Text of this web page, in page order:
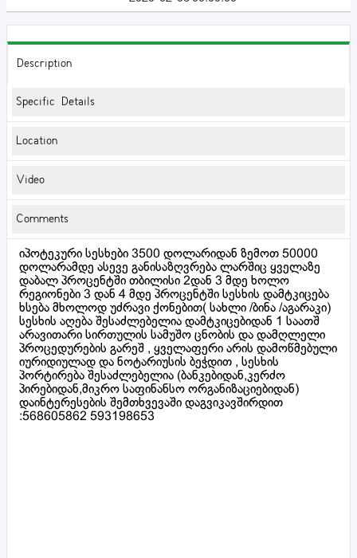
Description
Specific Details
Location
Video
Comments
იპოტეკური სესხები 3500 დოლარიდან ზემოთ 50000
დოლარამდე ასევე განისაზღვრება ლარშიც ყველაზე
დაბალ პროცენტში თბილისი 2დან 3 მდე ხოლო
რეგიონები 3 დან 4 მდე პროცენტში სესხის დამტკიცება
ხსება მხოლოდ უძრავი ქონებით( სახლი /ბინა /აგარაკი)
სესხის აღება შესაძლებელია დამტკიცებიდან 1 საათშ
არავითარი სირთულის სამუშო ცნობის და დამღლელი
პროცედურების გარეშ , ყველაფერი არის დამოწმებული
იურიდიულად და ნოტარიუსის ბეჭდით , სესხის
პორტირება შესაძლებელია (ბანკებიდან,კერძო
პირებიდან,მიკრო საფინანსო ორგანიზაციებიდან)
დაინტერესების შემთხვევაში დაგვიკავშირდით
:568605862 593198653